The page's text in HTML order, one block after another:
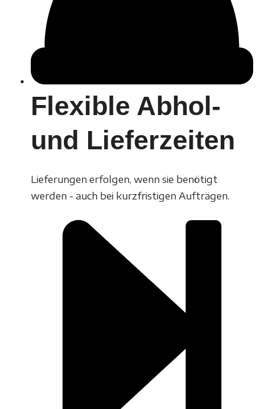
Flexible Abhol-
und Lieferzeiten
Lieferungen erfolgen, wenn sie benötigt
werden - auch bei kurzfristigen Aufträgen.